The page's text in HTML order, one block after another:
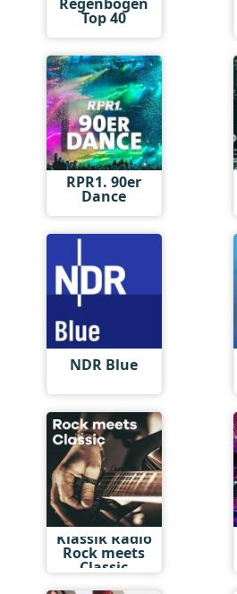
Top 40
RPR1. 90er
Dance
NDR Blue
Klassik Radio
Rock meets
Classic